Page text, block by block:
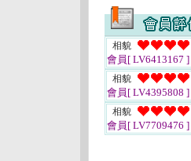
相貌
會員[ LV6413167 ]
相貌
會員[ LV4395808 ]
相貌
會員[ LV7709476 ]